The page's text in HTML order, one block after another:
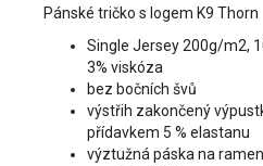
Pánské tričko s logem K9 Thorn
Single Jersey 200g/m2,
3% viskóza
bez bočních švů
výstřih zakončený
přídavkem 5 % elastanu
výztužná páska na